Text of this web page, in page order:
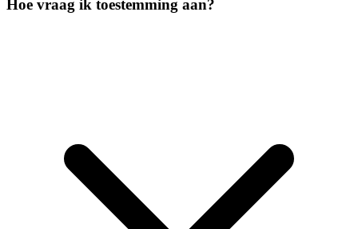
Hoe vraag ik toestemming aan?